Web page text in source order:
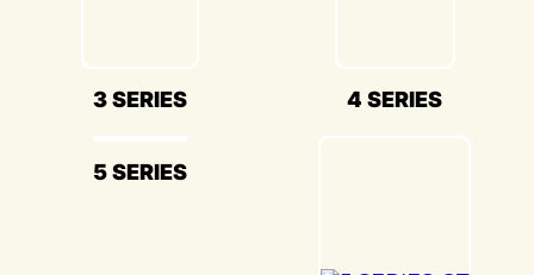
гордимся своей способностью
воссоздавать совершенство BMW
возможность наслаждаться его
3 SERIES 4 SERIES